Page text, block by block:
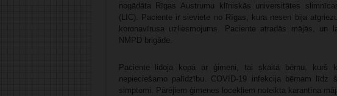
nogādāta Rīgas Austrumu klīniskās universitātes
(LIC). Paciente ir sieviete no Rīgas, kura nesen bija
koronavīrusa uzliesmojums. Paciente atradās mājās, un
NMPD brigāde.
Paciente lidoja kopā ar ģimeni, tai skaitā bērnu, kurš
nepieciešamo palīdzību. COVID-19 infekcija bērnam
simptomi. Pārējiem ģimenes locekļiem noteikta karantīna